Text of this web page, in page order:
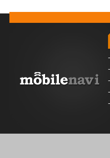
-
-
-
-
-